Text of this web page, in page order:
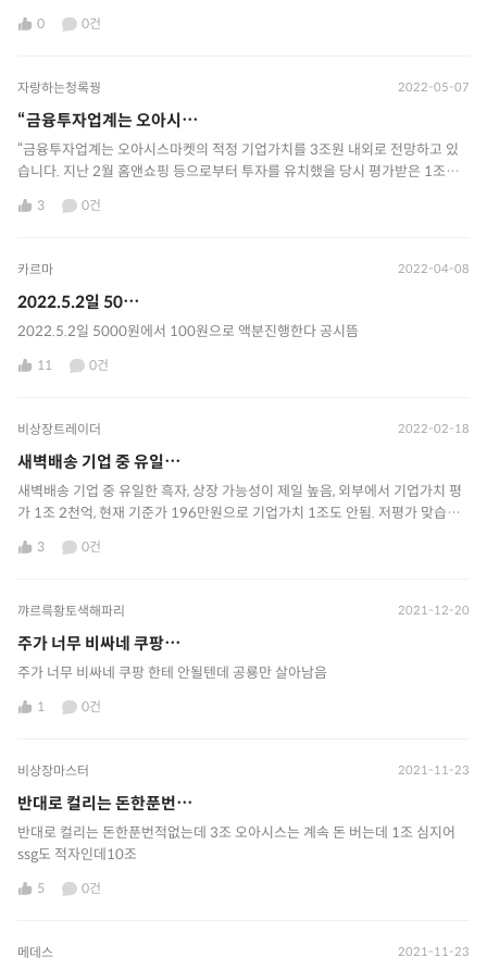
0 0건
자랑하는청록꿩 2022-05-07
“금융투자업계는 오아시⋯
“금융투자업계는 오아시스마켓의 적정 기업가치를 3조원 내외로 전망하고 있
습니다. 지난 2월 홈앤쇼핑 등으로부터 투자를 유치했을 당시 평가받은 1조원
https://news.mtn.co.kr/news-detail/2022050217005117877
3 0건
카르마 2022-04-08
2022.5.2일 50⋯
2022.5.2일 5000원에서 100원으로 액분진행한다 공시뜸
11 0건
비상장트레이더 2022-02-18
새벽배송 기업 중 유일⋯
새벽배송 기업 중 유일한 흑자, 상장 가능성이 제일 높음, 외부에서 기업가치 평
가 1조 2천억, 현재 기준가 196만원으로 기업가치 1조도 안됨. 저평가 맞습니
3 0건
꺄르륵황토색해파리 2021-12-20
주가 너무 비싸네 쿠팡⋯
주가 너무 비싸네 쿠팡 한테 안될텐데 공룡만 살아남음
1 0건
비상장마스터 2021-11-23
반대로 컬리는 돈한푼번⋯
반대로 컬리는 돈한푼번적없는데 3조 오아시스는 계속 돈 버는데 1조 심지어
ssg도 적자인데10조
5 0건
메데스 2021-11-23